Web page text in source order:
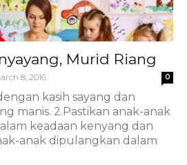
Murid Riang
8, 2016 0
kasih sayang dan
manis. 2.Pastikan anak-anak
keadaan kenyang dan
anak dipulangkan dalam